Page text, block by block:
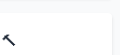
🔨